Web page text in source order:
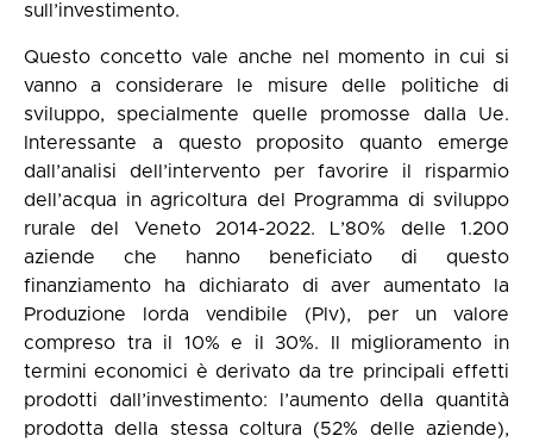
sull’investimento.
Questo concetto vale anche nel momento in cui si
vanno a considerare le misure delle politiche di
sviluppo, specialmente quelle promosse dalla Ue.
Interessante a questo proposito quanto emerge
dall’analisi dell’intervento per favorire il risparmio
dell’acqua in agricoltura del Programma di sviluppo
rurale del Veneto 2014-2022. L’80% delle 1.200
aziende che hanno beneficiato di questo
finanziamento ha dichiarato di aver aumentato la
Produzione lorda vendibile (Plv), per un valore
compreso tra il 10% e il 30%. Il miglioramento in
termini economici è derivato da tre principali effetti
prodotti dall’investimento: l’aumento della quantità
prodotta della stessa coltura (52% delle aziende),